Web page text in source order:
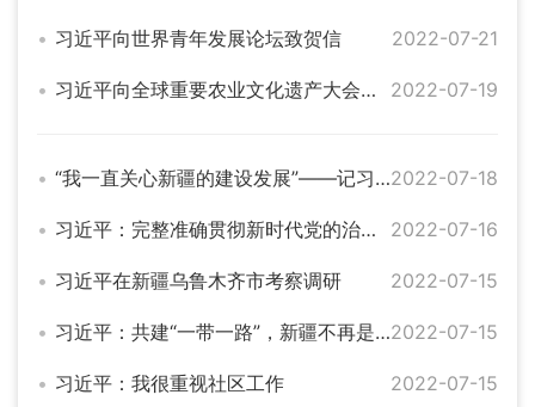
习近平向世界青年发展论坛致贺信 2022-07-21
习近平向全球重要农业文化遗产大会致贺信 2022-07-19
“我一直关心新疆的建设发展”——记习近平总书记在新疆考察2022-07-18
习近平：完整准确贯彻新时代党的治疆方略 建设团结和谐繁荣富裕文明进步安居乐业生态良好的美好新疆 2022-07-16
习近平在新疆乌鲁木齐市考察调研 2022-07-15
习近平：共建“一带一路”，新疆不再是边远地带，而是一个枢纽地带2022-07-15
习近平：我很重视社区工作 2022-07-15